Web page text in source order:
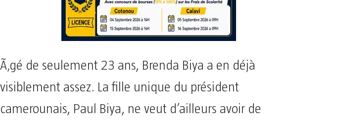
Ã‚gé de seulement 23 ans, Brenda Biya a en déjà
visiblement assez. La fille unique du président
camerounais, Paul Biya, ne veut d’ailleurs avoir de